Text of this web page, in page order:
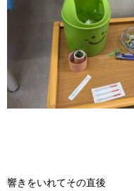
響きをいれてその直後